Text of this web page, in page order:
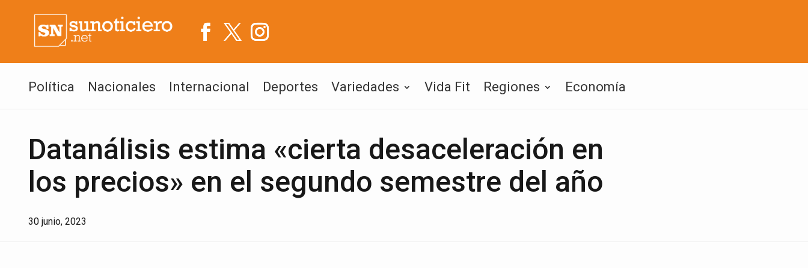
Política Nacionales Internacional Deportes Variedades Vida Fit Regiones Economía
Datanálisis estima «cierta desaceleración en
los precios» en el segundo semestre del año
30 junio, 2023